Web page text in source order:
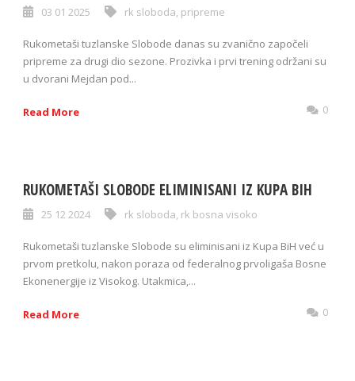
03 01 2025 rk sloboda, pripreme
Rukometaši tuzlanske Slobode danas su zvanično započeli
pripreme za drugi dio sezone. Prozivka i prvi trening održani su
u dvorani Mejdan pod...
Read More 0
RUKOMETAŠI SLOBODE ELIMINISANI IZ KUPA BIH
25 12 2024 rk sloboda, rk bosna visoko
Rukometaši tuzlanske Slobode su eliminisani iz Kupa BiH već u
prvom pretkolu, nakon poraza od federalnog prvoligaša Bosne
Ekonenergije iz Visokog. Utakmica,...
Read More 0